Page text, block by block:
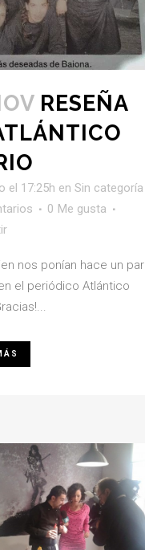
RESEÑA
el 17:25h en Sin categoría
0 Me gusta
nos ponían hace un par
el periódico Atlántico